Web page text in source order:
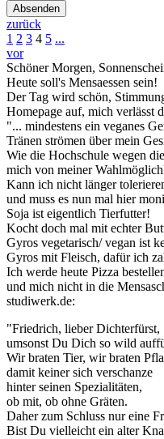
Absenden
zurück
1 2 3 4 5 ...
vor
Schöner Morgen,
Heute soll's Mensaessen sein!
Der Tag wird schön,
Homepage auf, mich verlässt
"... mindestens ein veganes
Tränen strömen über mein
Wie die Hochschule wegen
mich von meiner
Kann ich nicht länger
und muss es nun mal hier
Soja ist eigentlich Tierfutter!
Kocht doch mal mit echter
Gyros vegetarisch/ vegan ist
Gyros mit Fleisch, dafür ich
Ich werde heute Pizza
und mich nicht in die
studiwerk.de:
"Friedrich, lieber Dichterfürst,
umsonst Du Dich so wild
Wir braten Tier, wir braten
damit keiner sich verschanze
hinter seinen Spezialitäten,
ob mit, ob ohne Gräten.
Daher zum Schluss nur eine
Bist Du vielleicht ein alter